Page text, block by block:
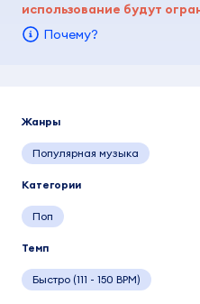
использование будут
Почему?
Жанры
Популярная музыка
Категории
Поп
Темп
Быстро (111 - 150 BPM)